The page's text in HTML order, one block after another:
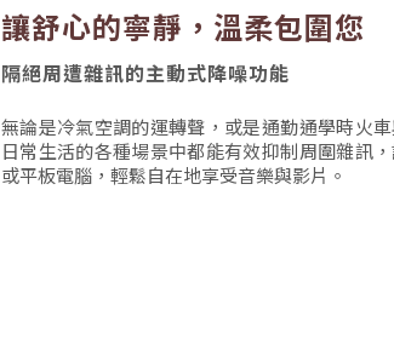
讓舒心的寧靜，溫柔包圍您
隔絕周遭雜訊的主動式降噪功能
無論是冷氣空調的運轉聲，或是通勤通學時火
日常生活的各種場景中都能有效抑制周圍雜訊
或平板電腦，輕鬆自在地享受音樂與影片。